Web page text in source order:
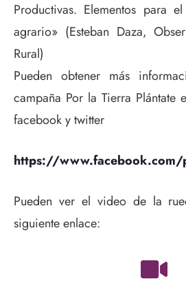
Productivas. Elementos para
agrario» (Esteban Daza,
Rural)
Pueden obtener más
campaña Por la Tierra Plántate
facebook y twitter
https://www.facebook.com/
Pueden ver el video de la
siguiente enlace: